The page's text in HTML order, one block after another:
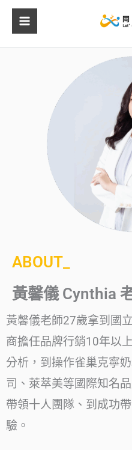
ABOUT_
黃馨儀 Cynthia
黃馨儀老師27歲拿到國
商擔任品牌行銷10年以
分析，到操作雀巢克寧
司、萊萃美等國際知名
帶領十人團隊、到成功
驗。